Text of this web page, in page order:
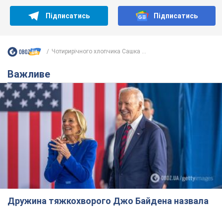
Підписатись Підписатись
Чотирирічного хлопчика Сашка ...
Важливе
Дружина тяжкохворого Джо Байдена назвала